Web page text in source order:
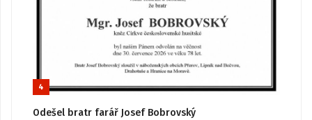
4
Odešel bratr farář Josef Bobrovský